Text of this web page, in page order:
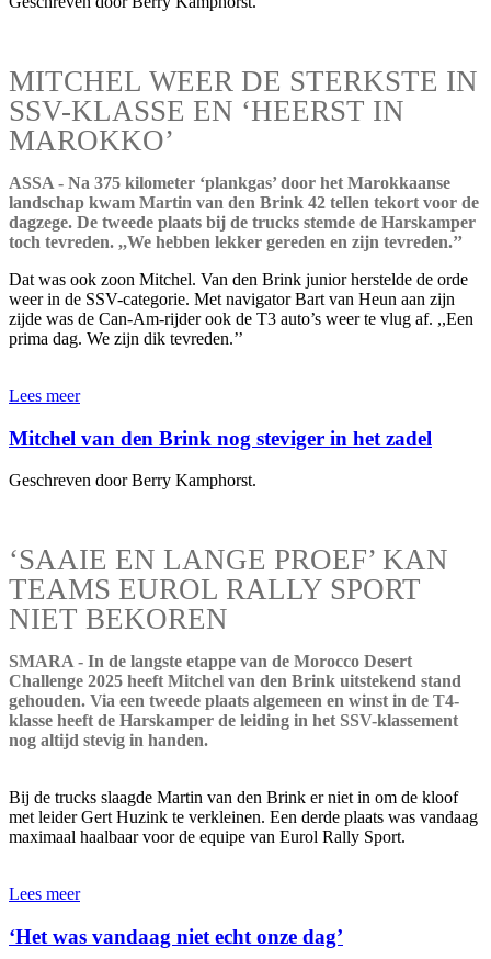
MITCHEL WEER DE STERKSTE IN
SSV-KLASSE EN ‘HEERST IN
MAROKKO’
ASSA - Na 375 kilometer ‘plankgas’ door het Marokkaanse
landschap kwam Martin van den Brink 42 tellen tekort voor de
dagzege. De tweede plaats bij de trucks stemde de Harskamper
toch tevreden. ,,We hebben lekker gereden en zijn tevreden.’’
Dat was ook zoon Mitchel. Van den Brink junior herstelde de orde
weer in de SSV-categorie. Met navigator Bart van Heun aan zijn
zijde was de Can-Am-rijder ook de T3 auto’s weer te vlug af. ,,Een
prima dag. We zijn dik tevreden.’’
Lees meer
Mitchel van den Brink nog steviger in het zadel
Geschreven door Berry Kamphorst.
‘SAAIE EN LANGE PROEF’ KAN
TEAMS EUROL RALLY SPORT
NIET BEKOREN
SMARA - In de langste etappe van de Morocco Desert
Challenge 2025 heeft Mitchel van den Brink uitstekend stand
gehouden. Via een tweede plaats algemeen en winst in de T4-
klasse heeft de Harskamper de leiding in het SSV-klassement
nog altijd stevig in handen.
Bij de trucks slaagde Martin van den Brink er niet in om de kloof
met leider Gert Huzink te verkleinen. Een derde plaats was vandaag
maximaal haalbaar voor de equipe van Eurol Rally Sport.
Lees meer
‘Het was vandaag niet echt onze dag’